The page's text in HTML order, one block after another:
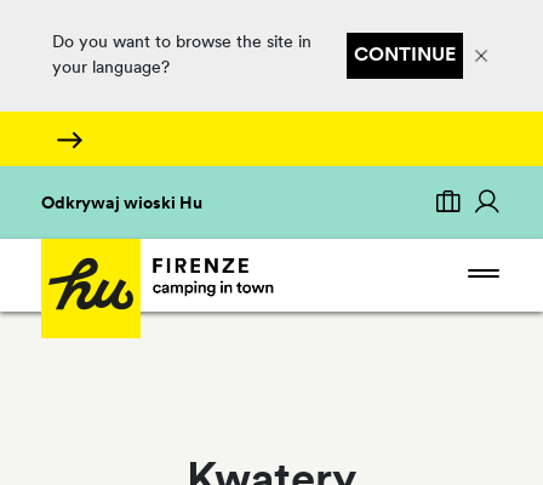
Do you want to browse the site in
your language?
CONTINUE
Odkrywaj wioski Hu